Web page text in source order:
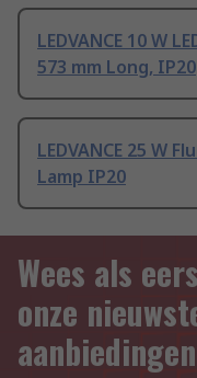
LEDVANCE 10 W
573 mm Long, IP20
LEDVANCE 25 W
Lamp IP20
Wees als
onze
aanbiedingen